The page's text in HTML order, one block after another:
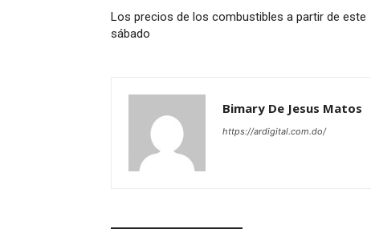
Los precios de los combustibles a partir de este
sábado
Bimary De Jesus Matos
https://ardigital.com.do/